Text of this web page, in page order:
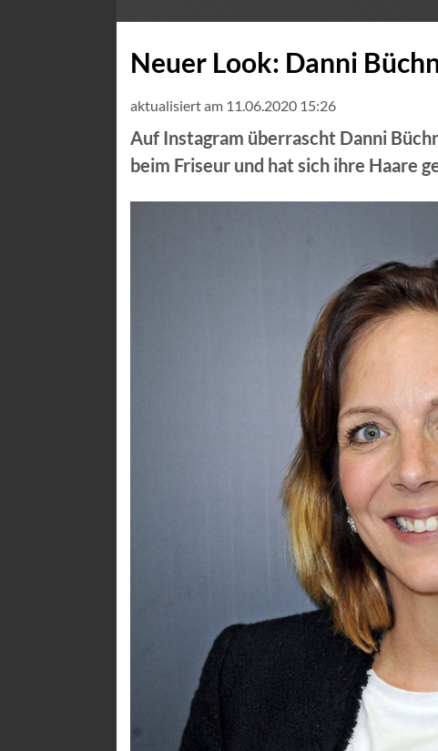
Neuer Look: Danni
aktualisiert am 11.06.2020 15:26
Auf Instagram überrascht Danni
beim Friseur und hat sich ihre Haare